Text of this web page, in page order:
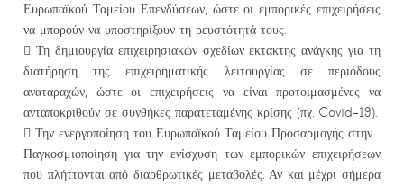
Ευρωπαϊκού Ταμείου Επενδύσεων, ώστε οι εμπορικές επιχειρήσεις
να μπορούν να υποστηρίξουν τη ρευστότητά τους.
 Τη δημιουργία επιχειρησιακών σχεδίων έκτακτης ανάγκης για τη
διατήρηση της επιχειρηματικής λειτουργίας σε περιόδους
αναταραχών, ώστε οι επιχειρήσεις να είναι προτοιμασμένες να
ανταποκριθούν σε συνθήκες παρατεταμένης κρίσης (πχ. Covid-19).
 Την ενεργοποίηση του Ευρωπαϊκού Ταμείου Προσαρμογής στην
Παγκοσμιοποίηση για την ενίσχυση των εμπορικών επιχειρήσεων
που πλήττονται από διαρθρωτικές μεταβολές. Αν και μέχρι σήμερα